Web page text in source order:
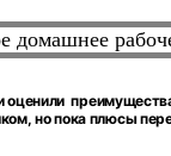
оценили
но пока плюсы